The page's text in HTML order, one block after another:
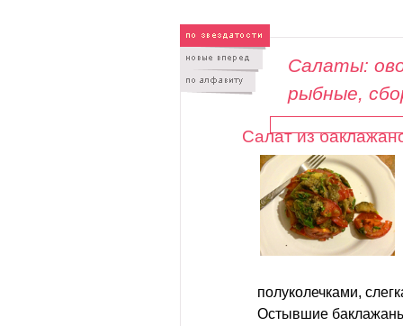
Салаты:
рыбные,
Салат из
полуколечками,
Остывшие